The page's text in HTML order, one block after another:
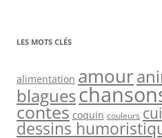
LES MOTS CLÉS
alimentation amour
blagues
contes coquin couleurs
dessins